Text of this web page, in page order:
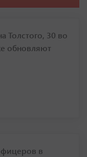
Толстого, 30 во
обновляют
в